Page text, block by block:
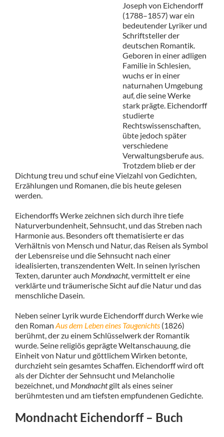
Joseph von Eichendorff
(1788–1857) war ein
bedeutender Lyriker und
Schriftsteller der
deutschen Romantik.
Geboren in einer adligen
Familie in Schlesien,
wuchs er in einer
naturnahen Umgebung
auf, die seine Werke
stark prägte. Eichendorff
studierte
Rechtswissenschaften,
übte jedoch später
verschiedene
Verwaltungsberufe aus.
Trotzdem blieb er der
Dichtung treu und schuf eine Vielzahl von Gedichten,
Erzählungen und Romanen, die bis heute gelesen
werden.
Eichendorffs Werke zeichnen sich durch ihre tiefe
Naturverbundenheit, Sehnsucht, und das Streben nach
Harmonie aus. Besonders oft thematisierte er das
Verhältnis von Mensch und Natur, das Reisen als Symbol
der Lebensreise und die Sehnsucht nach einer
idealisierten, transzendenten Welt. In seinen lyrischen
Texten, darunter auch Mondnacht, vermittelt er eine
verklärte und träumerische Sicht auf die Natur und das
menschliche Dasein.
Neben seiner Lyrik wurde Eichendorff durch Werke wie
den Roman Aus dem Leben eines Taugenichts(1826)
berühmt, der zu einem Schlüsselwerk der Romantik
wurde. Seine religiös geprägte Weltanschauung, die
Einheit von Natur und göttlichem Wirken betonte,
durchzieht sein gesamtes Schaffen. Eichendorff wird oft
als der Dichter der Sehnsucht und Melancholie
bezeichnet, und Mondnachtgilt als eines seiner
berühmtesten und am tiefsten empfundenen Gedichte.
Mondnacht Eichendorff – Buch